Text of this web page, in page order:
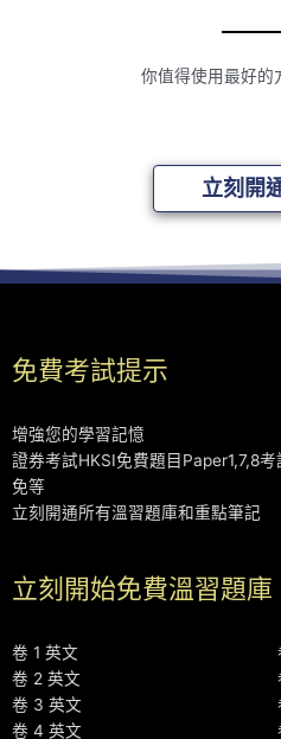
你值得使用最好的
立刻開
免費考試提示
增強您的學習記憶
證券考試HKSI免費題目Paper1,7,8
免等
立刻開通所有溫習題庫和重點筆記
立刻開始免費溫習題庫
卷 1 英文
卷 2 英文
卷 3 英文
卷 4 英文